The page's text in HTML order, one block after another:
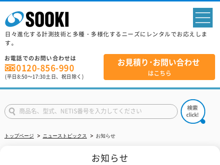
日々進化する計測技術と多種・多様化するニーズにレンタルでお応えしま
す。
お電話でのお問い合わせは
0120-856-990
(平日8:50～17:30土日、祝日除く)
お見積り･お問い合わせ
はこちら
トップページ ニューストピックス お知らせ
お知らせ